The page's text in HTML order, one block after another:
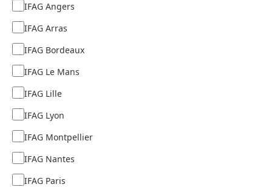
IFAG Angers
IFAG Arras
IFAG Bordeaux
IFAG Le Mans
IFAG Lille
IFAG Lyon
IFAG Montpellier
IFAG Nantes
IFAG Paris